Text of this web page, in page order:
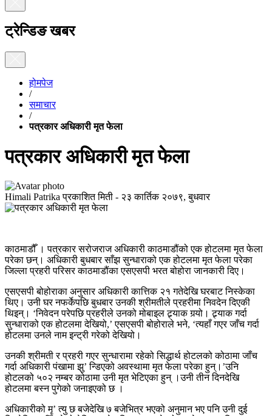
ट्रेन्डिङ खबर
होमपेज
/
समाचार
/
पत्रकार अधिकारी मृत फेला
पत्रकार अधिकारी मृत फेला
Himali Patrika प्रकाशित मिती - २३ कार्तिक २०७९, बुधवार
काठमाडौँ । पत्रकार सरोजराज अधिकारी काठमाडौंको एक होटलमा मृत फेला
परेका छन्। अधिकारी बुधबार साँझ सुन्धाराको एक होटलमा मृत फेला परेका
जिल्ला प्रहरी परिसर काठमाडौंका एसएसपी भरत बोहोरा जानकारी दिए।
एसएसपी बोहोराका अनुसार अधिकारी कात्तिक २१ गतेदेखि घरबाट निस्केका
थिए। उनी घर नफर्केपछि बुधबार उनकी श्रीमतीले प्रहरीमा निवदेन दिएकी
थिइन्। ‘निवेदन परेपछि प्रहरीले उनको मोबाइल ट्र्याक गर्‍यो। ट्र्याक गर्दा
सुन्धाराको एक होटलमा देखियो,’ एसएसपी बोहोराले भने, ‘त्यहाँ गएर जाँच गर्दा
होटलमा उनले नाम इन्ट्री गरेको देखियो।
उनकी श्रीमती र प्रहरी गएर सुन्धारामा रहेको सिद्धार्थ होटलको कोठामा जाँच
गर्दा अधिकारी पंखामा झु’ न्डिएको अवस्थामा मृत फेला परेका हुन्।’उनि
होटलको ५०२ नम्बर कोठामा उनी मृत भेटिएका हुन् ।उनी तीन दिनदेखि
होटलमा बस्न पुगेको जनाइएको छ ।
अधिकारीको मृ’ त्यु छ बजेदेखि ७ बजेभित्र भएको अनुमान भए पनि उनी दुई